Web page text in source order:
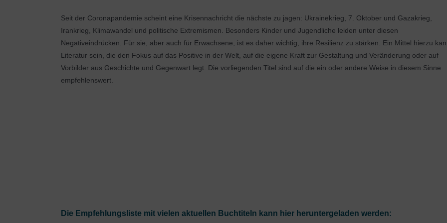
Seit der Coronapandemie scheint eine Krisennachricht die nächste zu jagen: Ukrainekrieg, 7. Oktober und Gazakrieg,
Irankrieg, Klimawandel und politische Extremismen. Besonders Kinder und Jugendliche leiden unter diesen
Negativeindrücken. Für sie, aber auch für Erwachsene, ist es daher wichtig, ihre Resilienz zu stärken. Ein Mittel hierzu
Literatur sein, die den Fokus auf das Positive in der Welt, auf die eigene Kraft zur Gestaltung und Veränderung oder auf
Vorbilder aus Geschichte und Gegenwart legt. Die vorliegenden Titel sind auf die ein oder andere Weise in diesem Sinne
empfehlenswert.
Die Empfehlungsliste mit vielen aktuellen Buchtiteln kann hier heruntergeladen werden: